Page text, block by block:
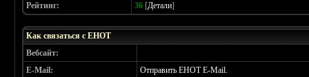
Рейтинг:
36 [Детали]
Как связаться с EHOT
Вебсайт:
E-Mail:
Отправить EHOT E-Mail.